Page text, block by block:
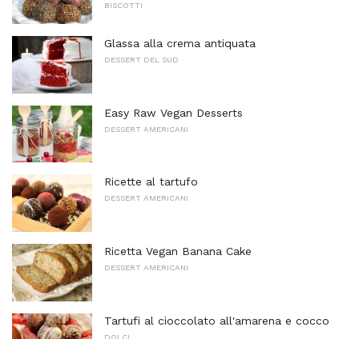
BISCOTTI
Glassa alla crema antiquata
DESSERT DEL SUD
Easy Raw Vegan Desserts
DESSERT AMERICANI
Ricette al tartufo
DESSERT AMERICANI
Ricetta Vegan Banana Cake
DESSERT AMERICANI
Tartufi al cioccolato all'amarena e cocco
DOLCI